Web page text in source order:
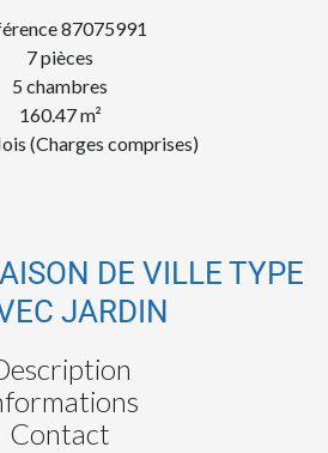
87075991
7 pièces
5 chambres
160.47m²
(Charges comprises)
DE VILLE TYPE
JARDIN
Contact